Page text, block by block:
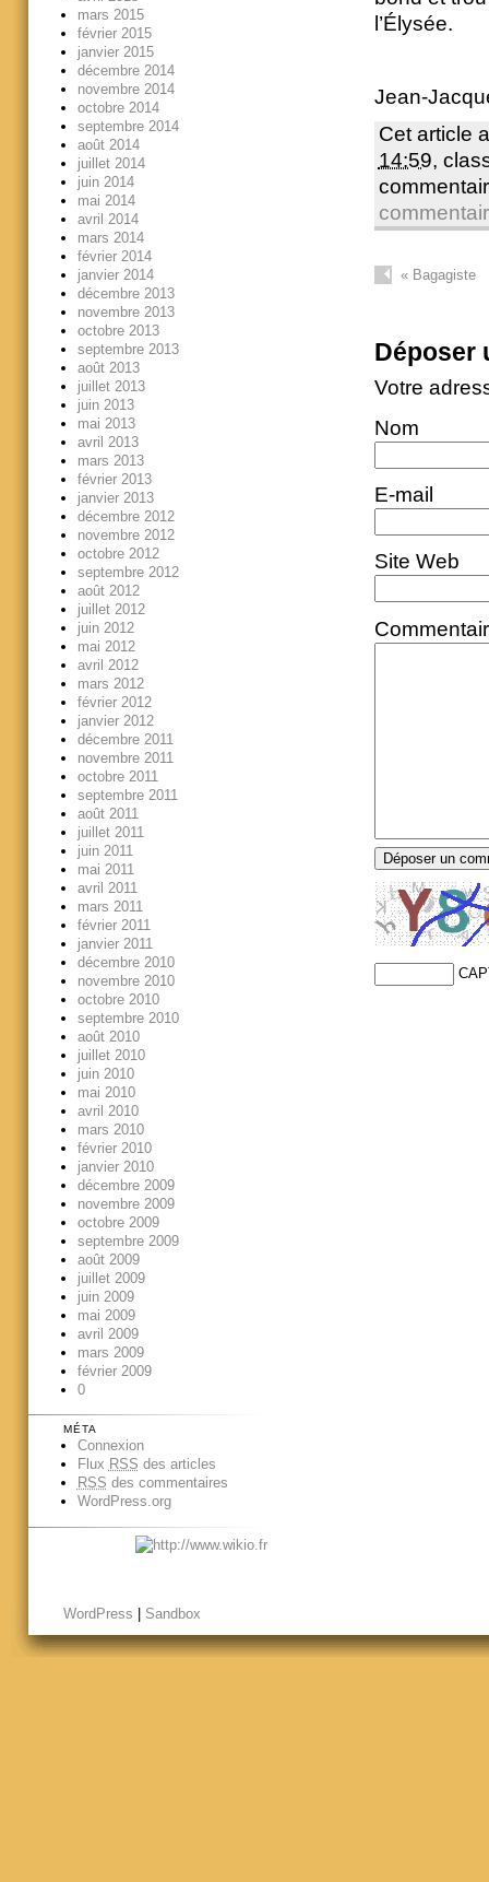
l’Élysée.
Jean-
Cet article
14:59,
«Bagagiste
Déposer
Votre
Nom
E-mail
Site Web
mars 2015
février 2015
janvier 2015
décembre 2014
novembre 2014
octobre 2014
septembre 2014
août 2014
juillet 2014
juin 2014
mai 2014
avril 2014
mars 2014
février 2014
janvier 2014
décembre 2013
novembre 2013
octobre 2013
septembre 2013
août 2013
juillet 2013
juin 2013
mai 2013
avril 2013
mars 2013
février 2013
janvier 2013
décembre 2012
novembre 2012
octobre 2012
septembre 2012
août 2012
juillet 2012
juin 2012
mai 2012
avril 2012
mars 2012
février 2012
janvier 2012
décembre 2011
novembre 2011
octobre 2011
septembre 2011
août 2011
juillet 2011
juin 2011
mai 2011
avril 2011
mars 2011
février 2011
janvier 2011
décembre 2010
novembre 2010
octobre 2010
septembre 2010
août 2010
juillet 2010
juin 2010
mai 2010
avril 2010
mars 2010
février 2010
janvier 2010
décembre 2009
novembre 2009
octobre 2009
septembre 2009
août 2009
juillet 2009
juin 2009
mai 2009
avril 2009
mars 2009
février 2009
0
MÉTA
Connexion
Flux RSS des articles
RSS des commentaires
WordPress.org
WordPress Sandbox